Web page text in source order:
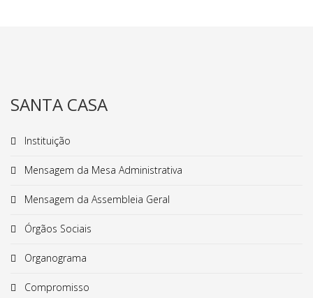
SANTA CASA
Instituição
Mensagem da Mesa Administrativa
Mensagem da Assembleia Geral
Órgãos Sociais
Organograma
Compromisso